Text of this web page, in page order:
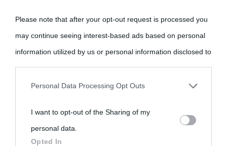
Please note that after your opt-out request is processed you
may continue seeing interest-based ads based on personal
information utilized by us or personal information disclosed to
third parties prior to your opt-out.
personal information by third parties on the IAB’s list of
downstream participants.
Personal Data Processing Opt Outs
I want to opt-out of the Sharing of my
personal data.
Opted In